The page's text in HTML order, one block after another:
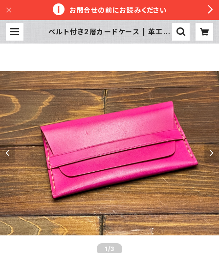
お問合せの前にお読みください
ベルト付き2層カードケース | 革工房
1 /3